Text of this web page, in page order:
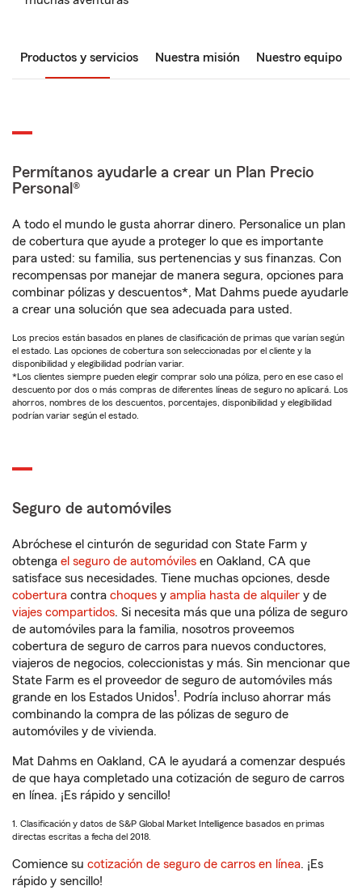
Productos y servicios Nuestra misión Nuestro equipo
Permítanos ayudarle a crear un Plan Precio
Personal®
A todo el mundo le gusta ahorrar dinero. Personalice un plan
de cobertura que ayude a proteger lo que es importante
para usted: su familia, sus pertenencias y sus finanzas. Con
recompensas por manejar de manera segura, opciones para
combinar pólizas y descuentos*, Mat Dahms puede ayudarle
a crear una solución que sea adecuada para usted.
Los precios están basados en planes de clasificación de primas que varían según
el estado. Las opciones de cobertura son seleccionadas por el cliente y la
disponibilidad y elegibilidad podrían variar.
*Los clientes siempre pueden elegir comprar solo una póliza, pero en ese caso el
descuento por dos o más compras de diferentes líneas de seguro no aplicará. Los
ahorros, nombres de los descuentos, porcentajes, disponibilidad y elegibilidad
podrían variar según el estado.
Seguro de automóviles
Abróchese el cinturón de seguridad con State Farm y
obtenga el seguro de automóviles en Oakland, CA que
satisface sus necesidades. Tiene muchas opciones, desde
cobertura contra choques y amplia hasta de alquiler y de
viajes compartidos. Si necesita más que una póliza de seguro
de automóviles para la familia, nosotros proveemos
cobertura de seguro de carros para nuevos conductores,
viajeros de negocios, coleccionistas y más. Sin mencionar que
State Farm es el proveedor de seguro de automóviles más
grande en los Estados Unidos1. Podría incluso ahorrar más
combinando la compra de las pólizas de seguro de
automóviles y de vivienda.
Mat Dahms en Oakland, CA le ayudará a comenzar después
de que haya completado una cotización de seguro de carros
en línea. ¡Es rápido y sencillo!
1. Clasificación y datos de S&P Global Market Intelligence basados en primas
directas escritas a fecha del 2018.
Comience su cotización de seguro de carros en línea. ¡Es
rápido y sencillo!